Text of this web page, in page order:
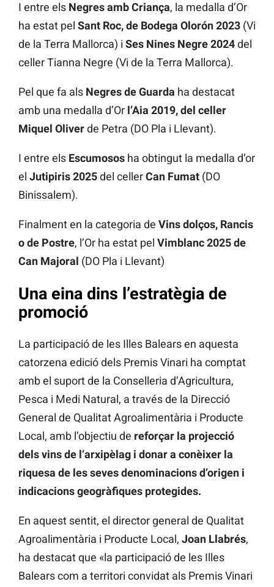
I entre els Negres amb Criança, la medalla d’Or
ha estat pel Sant Roc, de Bodega Olorón 2023 (Vi
de la Terra Mallorca) i Ses Nines Negre 2024del
celler Tianna Negre (Vi de la Terra Mallorca).
Pel que fa als Negres de Guarda ha destacat
amb una medalla d’Or l’Aia 2019, del celler
Miquel Oliverde Petra (DO Pla i Llevant).
I entre els Escumosos ha obtingut la medalla d’or
el Jutipiris 2025del cellerCan Fumat (DO
Binissalem).
Finalment en la categoria de Vins dolços, Rancis
o de Postre, l’Or ha estat pel Vimblanc 2025 de
Can Majoral (DO Pla i Llevant)
Una eina dins l’estratègia de
promoció
La participació de les Illes Balears en aquesta
catorzena edició dels Premis Vinari ha comptat
amb el suport de la Conselleria d’Agricultura,
Pesca i Medi Natural, a través de la Direcció
General de Qualitat Agroalimentària i Producte
Local, amb l’objectiu de reforçar la projecció
dels vins de l’arxipèlag i donar a conèixer la
riquesa de les seves denominacions d’origen i
indicacions geogràfiques protegides.
En aquest sentit, el director general de Qualitat
Agroalimentària i Producte Local, Joan Llabrés,
ha destacat que «la participació de les Illes
Balears com a territori convidat als Premis Vinari